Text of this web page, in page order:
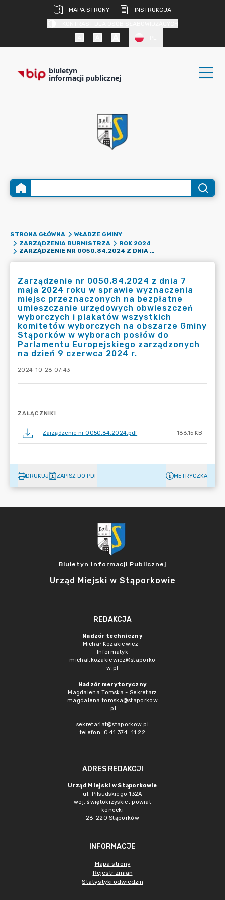
MAPA STRONY
INSTRUKCJA
biuletyn
informacji publicznej
STRONA GŁÓWNA
WŁADZE GMINY
ZARZĄDZENIA BURMISTRZA
ROK 2024
ZARZĄDZENIE NR 0050.84.2024 Z DNIA 7 MAJA 2024 ROKU W SPRAWIE WYZNACZENIA MIEJSC PRZEZNACZONYCH NA BEZPŁATNE UMIESZCZANIE URZĘDOWYCH OBWIESZCZEŃ WYBORCZYCH I PLAKATÓW WSZYSTKICH KOMITETÓW WYBORCZYCH NA OBSZARZE GMINY STĄPORKÓW W WYBORACH POSŁÓW DO PARLAMENTU EUROPEJSKIEGO ZARZĄDZONYCH NA DZIEŃ 9 CZERWCA 2024 R.
Zarządzenie nr 0050.84.2024 z dnia 7
maja 2024 roku w sprawie wyznaczenia
miejsc przeznaczonych na bezpłatne
umieszczanie urzędowych obwieszczeń
wyborczych i plakatów wszystkich
komitetów wyborczych na obszarze Gminy
Stąporków w wyborach posłów do
Parlamentu Europejskiego zarządzonych
na dzień 9 czerwca 2024 r.
2024-10-28 07:43
ZAŁĄCZNIKI
Zarządzenie nr 0050.84.2024.pdf 186.15 KB
DRUKUJ ZAPISZ DO PDF METRYCZKA
Biuletyn Informacji Publicznej
Urząd Miejski w Stąporkowie
REDAKCJA
Nadzór techniczny
Michał Kozakiewicz -
Informatyk
michal.kozakiewicz@staporko
w.pl
Nadzór merytoryczny
Magdalena Tomska - Sekretarz
magdalena.tomska@staporkow
.pl
sekretariat@staporkow.pl
telefon 0 41 374 11 22
ADRES REDAKCJI
Urząd Miejski w Stąporkowie
ul. Piłsudskiego 132A
woj. świętokrzyskie, powiat
konecki
26-220 Stąporków
INFORMACJE
Mapa strony
Rejestr zmian
Statystyki odwiedzin